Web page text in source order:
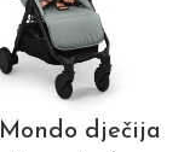
dječija